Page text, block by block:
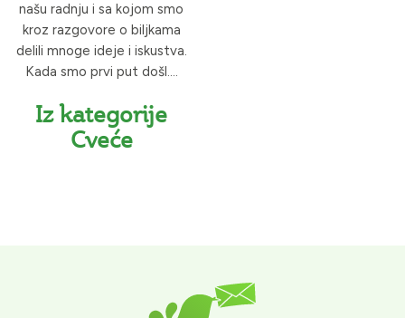
našu radnju i sa kojom smo
kroz razgovore o biljkama
delili mnoge ideje i iskustva.
Kada smo prvi put došl....
Iz kategorije
Cveće